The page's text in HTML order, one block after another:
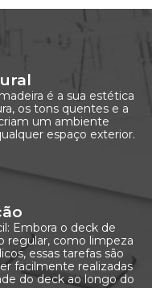
é a sua estética
os tons quentes e a
um ambiente
espaço exterior.
Embora o deck de
regular, como limpeza
essas tarefas são
facilmente realizadas
do deck ao longo do